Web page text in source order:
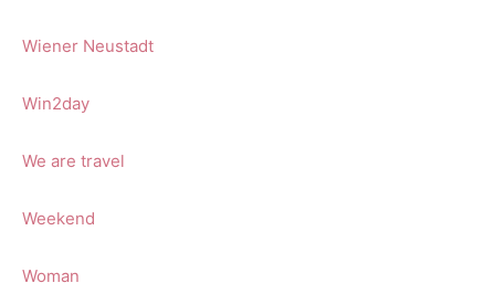
Wiener Neustadt
Win2day
We are travel
Weekend
Woman